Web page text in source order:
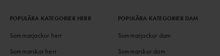
POPULÄRA KATEGORIER HERR
Sommarjackor herr
Sommarskor herr
POPULÄRA KATEGORIER DAM
Sommarjackor dam
Sommarskor dam